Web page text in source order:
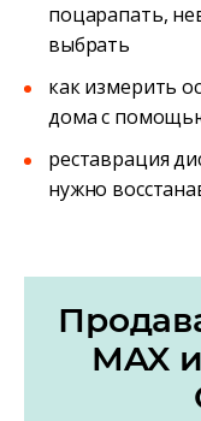
поцарапать,
выбрать
как измерить
дома с
реставрация
нужно
MAX